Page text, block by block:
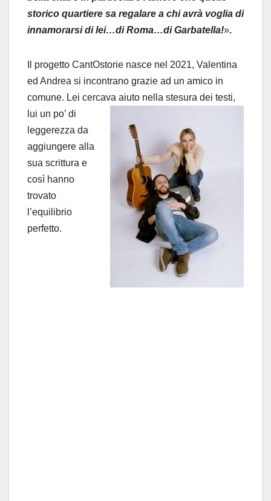
storico quartiere sa regalare a chi avrà voglia di
innamorarsi di lei…di Roma…di Garbatella!».
Il progetto CantOstorie nasce nel 2021, Valentina
ed Andrea si incontrano grazie ad un amico in
comune. Lei cercava aiuto nella stesura dei testi,
lui un po’ di
leggerezza da
aggiungere alla
sua scrittura e
così hanno
trovato
l’equilibrio
perfetto.